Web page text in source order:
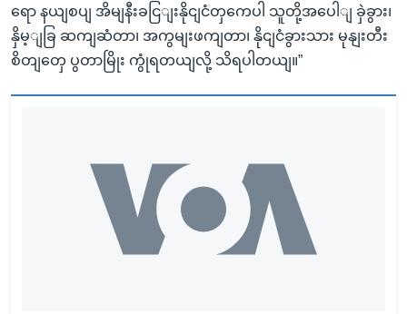
ရော နယျစပျ အိမျနီးခငြျးနိုငျငံတှကေပါ သူတို့အပေါျ ခှဲခွား၊
နှိမ့ျခြ ဆကျဆံတာ၊ အကွမျးဖကျတာ၊ နိုငျငံခွားသား မုနျးတီး
စိတျတှေ ပွတာမြိုး ကွုံရတယျလို့ သိရပါတယျ။”